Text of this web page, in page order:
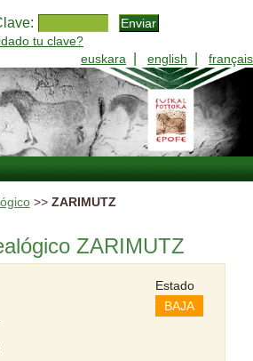
tu clave?
euskara
english français
>> ZARIMUTZ
ZARIMUTZ
Estado
BAJA